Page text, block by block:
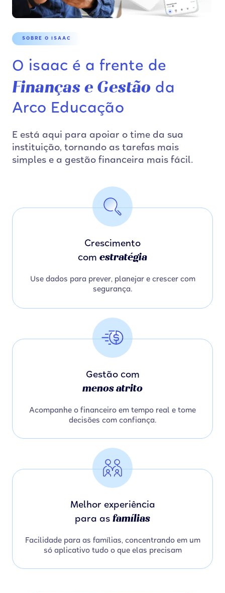
SOBRE O ISAAC
O isaac é a frente de
Finanças e Gestão da
Arco Educação
E está aqui para apoiar o time da sua
instituição, tornando as tarefas mais
simples e a gestão financeira mais fácil.
Crescimento
com estratégia
Use dados para prever, planejar e crescer com
segurança.
Gestão com
menos atrito
Acompanhe o financeiro em tempo real e tome
decisões com confiança.
Melhor experiência
para as famílias
Facilidade para as famílias, concentrando em um
só aplicativo tudo o que elas precisam